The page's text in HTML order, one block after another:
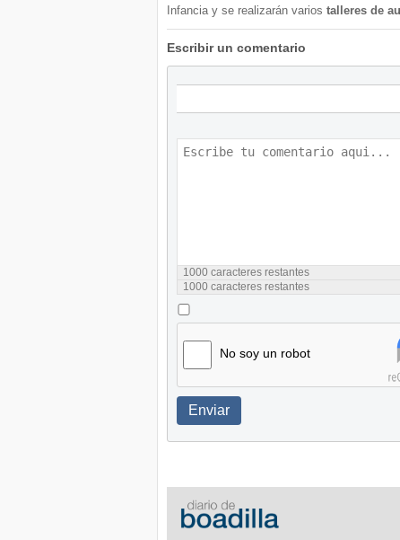
Infancia y se realizarán varios talleres de
Escribir un comentario
1000 caracteres restantes
1000 caracteres restantes
No soy un robot
Enviar